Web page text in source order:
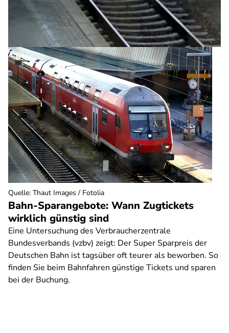
Bahn-Sparangebote: Wann Zugtickets
wirklich günstig sind
Eine Untersuchung des Verbraucherzentrale
Bundesverbands (vzbv) zeigt: Der Super Sparpreis der
Deutschen Bahn ist tagsüber oft teurer als beworben. So
finden Sie beim Bahnfahren günstige Tickets und sparen
bei der Buchung.
Quelle: Thaut Images / Fotolia